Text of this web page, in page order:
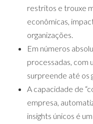
restritos e trouxe
econômicas,
organizações.
Em números
processadas, com
surpreende até os
A capacidade de
empresa,
insights únicos é